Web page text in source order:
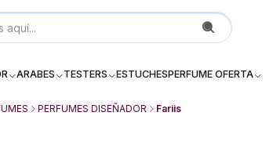
ARABES TESTERS ESTUCHESPERFUME OFERTA
(--2) Galeria Dos Providencia Santiago -
PERFUMES DISEÑADOR Fariis